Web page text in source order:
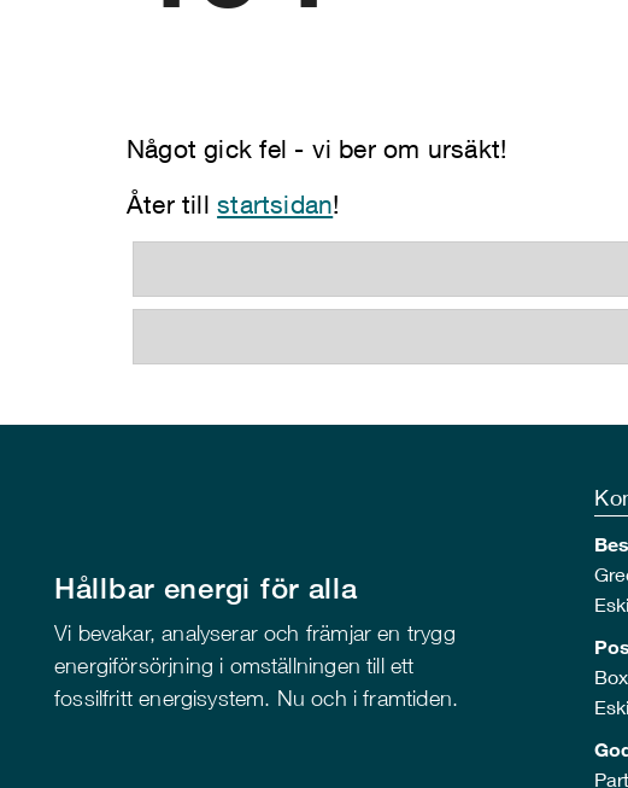
Något gick fel - vi ber om ursäkt!
Åter tillstartsidan!
Hållbar energi för alla
Vi bevakar, analyserar och främjar en trygg
energiförsörjning i omställningen till ett
fossilfritt energisystem. Nu och i framtiden.